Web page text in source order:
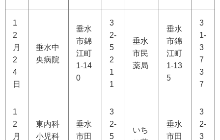
1
2
月
2
4
日
垂水中
央病院
垂水
市錦
江町
1-14
0
3
2-
5
2
1
1
垂水
市民
薬局
垂水
市錦
江町
1-13
5
3
1-
3
7
3
7
1
2
月
東内科
小児科
垂水
市田
3
2-
5
いち
垂水
市田
3
2-
3